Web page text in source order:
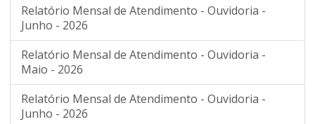
Relatório Mensal de Atendimento - Ouvidoria -
Junho - 2026
Relatório Mensal de Atendimento - Ouvidoria -
Maio - 2026
Relatório Mensal de Atendimento - Ouvidoria -
Junho - 2026